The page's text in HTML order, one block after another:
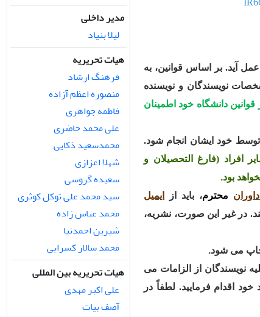
آید. بر اساس قوانین، به
نویسندگان و نویسنده
دانشگاه خود اطمینان
توسط خود ایشان انجام شود.
افراد (فارغ التحصیلان و
بود.
محترم، باید از
ایمیل
در غیر این صورت، نشریه،
می شود.
نویسندگان از الزامات می
اقدام فرمایید. لطفاً در
مدیر داخلی
لیلا بنیاد
هیات تحریریه
فرهنگ ارشاد
منصوره اعظم آزاده
فاطمه جواهری
علی محمد حاضری
محمدسعید ذکایی
شهلا اعزازی
سعیده گروسی
سید محمد علی توکل کوثری
محمد عباس زاده
شیرین احمدنیا
محمد سالار کسرایی
هیات تحریریه بین المللی
علی اکبر مهدی
آصف بیات